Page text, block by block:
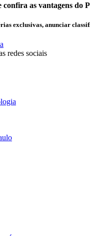
confira as vantagens do
exclusivas, anunciar
redes sociais